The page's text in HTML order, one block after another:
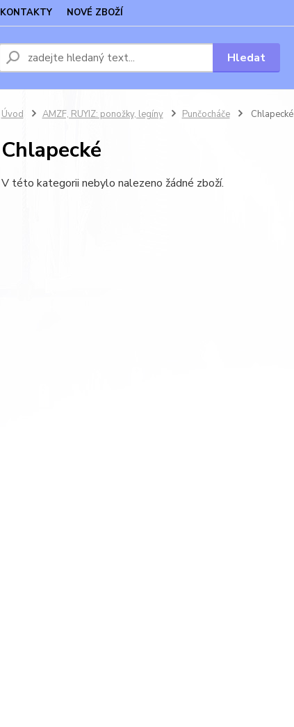
KONTAKTY NOVÉ ZBOŽÍ
Hledat
Úvod AMZF, RUYIZ: ponožky, legíny Punčocháče Chlapecké
Chlapecké
V této kategorii nebylo nalezeno žádné zboží.